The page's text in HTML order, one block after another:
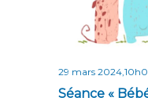
Séance «
29 mars